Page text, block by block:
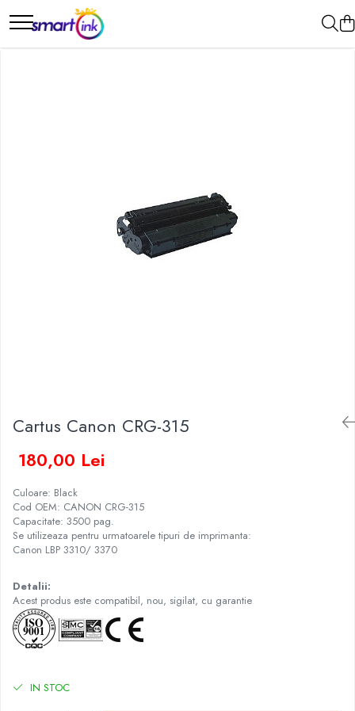
Cartus Canon CRG-315
180,00 Lei
Culoare: Black
Cod OEM: CANON CRG-315
Capacitate: 3500 pag.
Se utilizeaza pentru urmatoarele tipuri de imprimanta:
Canon LBP 3310/ 3370
Detalii:
Acest produs este compatibil, nou, sigilat, cu garantie
IN STOC